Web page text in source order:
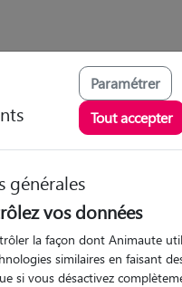
Sausset-les-Pins : Garde
visites et
garde
Pins
sitters à Sausset-
Paramétrer
Tout accepter
générales
vos données
la façon dont Animaute
similaires en faisant
si vous désactivez